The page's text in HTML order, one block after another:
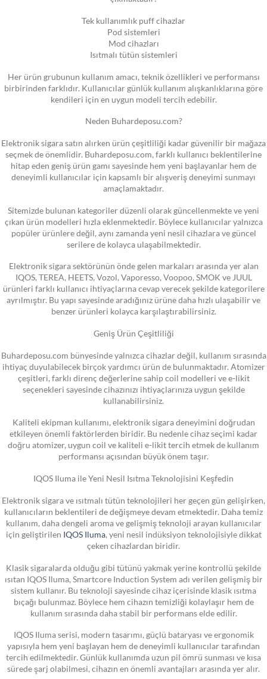
Tek kullanımlık puff cihazlar
Pod sistemleri
Mod cihazları
Isıtmalı tütün sistemleri
Her ürün grubunun kullanım amacı, teknik özellikleri ve performansı
birbirinden farklıdır. Kullanıcılar günlük kullanım alışkanlıklarına göre
kendileri için en uygun modeli tercih edebilir.
Neden Buhardeposu.com?
Elektronik sigara satın alırken ürün çeşitliliği kadar güvenilir bir mağaza
seçmek de önemlidir. Buhardeposu.com, farklı kullanıcı beklentilerine
hitap eden geniş ürün gamı sayesinde hem yeni başlayanlar hem de
deneyimli kullanıcılar için kapsamlı bir alışveriş deneyimi sunmayı
amaçlamaktadır.
Sitemizde bulunan kategoriler düzenli olarak güncellenmekte ve yeni
çıkan ürün modelleri hızla eklenmektedir. Böylece kullanıcılar yalnızca
popüler ürünlere değil, aynı zamanda yeni nesil cihazlara ve güncel
serilere de kolayca ulaşabilmektedir.
Elektronik sigara sektörünün önde gelen markaları arasında yer alan
IQOS, TEREA, HEETS, Vozol, Vaporesso, Voopoo, SMOK ve JUUL
ürünleri farklı kullanıcı ihtiyaçlarına cevap verecek şekilde kategorilere
ayrılmıştır. Bu yapı sayesinde aradığınız ürüne daha hızlı ulaşabilir ve
benzer ürünleri kolayca karşılaştırabilirsiniz.
Geniş Ürün Çeşitliliği
Buhardeposu.com bünyesinde yalnızca cihazlar değil, kullanım sırasında
ihtiyaç duyulabilecek birçok yardımcı ürün de bulunmaktadır. Atomizer
çeşitleri, farklı direnç değerlerine sahip coil modelleri ve e-likit
seçenekleri sayesinde cihazınızı ihtiyaçlarınıza uygun şekilde
kullanabilirsiniz.
Kaliteli ekipman kullanımı, elektronik sigara deneyimini doğrudan
etkileyen önemli faktörlerden biridir. Bu nedenle cihaz seçimi kadar
doğru atomizer, uygun coil ve kaliteli e-likit tercih etmek de kullanım
performansı açısından büyük önem taşır.
IQOS Iluma ile Yeni Nesil Isıtma Teknolojisini Keşfedin
Elektronik sigara ve ısıtmalı tütün teknolojileri her geçen gün gelişirken,
kullanıcıların beklentileri de değişmeye devam etmektedir. Daha temiz
kullanım, daha dengeli aroma ve gelişmiş teknoloji arayan kullanıcılar
için geliştirilen IQOS Iluma, yeni nesil indüksiyon teknolojisiyle dikkat
çeken cihazlardan biridir.
Klasik sigaralarda olduğu gibi tütünü yakmak yerine kontrollü şekilde
ısıtan IQOS Iluma, Smartcore Induction System adı verilen gelişmiş bir
sistem kullanır. Bu teknoloji sayesinde cihaz içerisinde klasik ısıtma
bıçağı bulunmaz. Böylece hem cihazın temizliği kolaylaşır hem de
kullanım sırasında daha stabil bir performans elde edilir.
IQOS Iluma serisi, modern tasarımı, güçlü bataryası ve ergonomik
yapısıyla hem yeni başlayan hem de deneyimli kullanıcılar tarafından
tercih edilmektedir. Günlük kullanımda uzun pil ömrü sunması ve kısa
sürede şarj olabilmesi, cihazın en önemli avantajları arasında yer alır.